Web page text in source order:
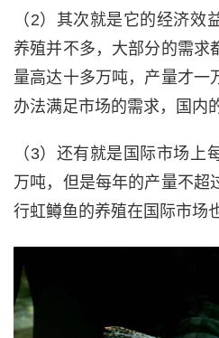
（2）其次就是它的经济效
养殖并不多，大部分的需求
量高达十多万吨，产量才一
办法满足市场的需求，国内
（3）还有就是国际市场上
万吨，但是每年的产量不超
行虹鳟鱼的养殖在国际市场